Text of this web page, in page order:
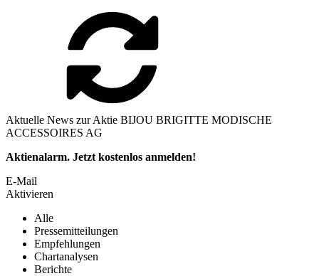
Aktuelle News zur Aktie BIJOU BRIGITTE MODISCHE
ACCESSOIRES AG
Aktienalarm. Jetzt kostenlos anmelden!
E-Mail
Aktivieren
Alle
Pressemitteilungen
Empfehlungen
Chartanalysen
Berichte